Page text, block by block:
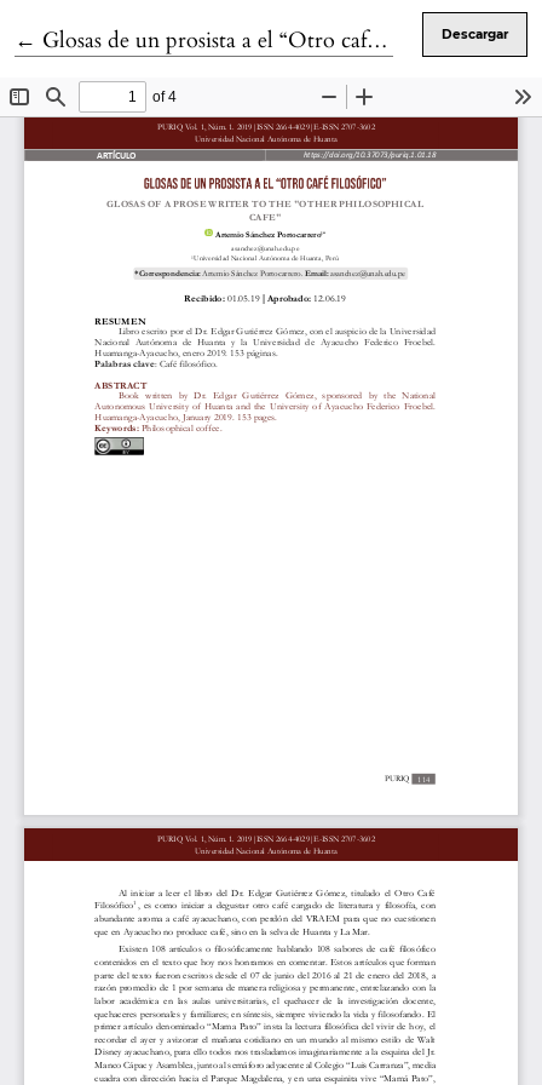
← Volver a los detalles del artículo
Glosas de un prosista a el “Otro café filosófico” Descargar